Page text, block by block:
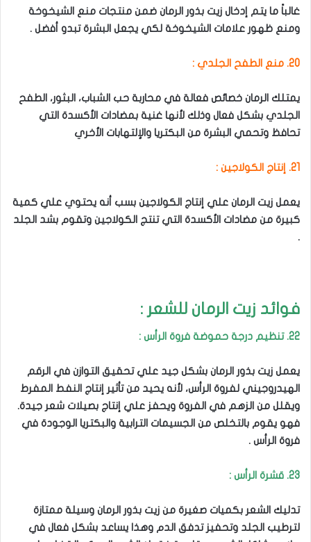
غالباً ما يتم إدخال زيت بذور الرمان ضمن منتجات منع الشيخوخة
ومنع ظهور علامات الشيخوخة لكي يجعل البشرة تبدو أفضل .
20. منع الطفح الجلدي :
يمتلك الرمان خصائص فعالة في محاربة حب الشباب، البثور، الطفح
الجلدي بشكل فعال وذلك لأنها غنية بمضادات الأكسدة التي
تحافظ وتحمي البشرة من البكتريا والإلتهابات الأخري
21. إنتاج الكولاجين :
يعمل زيت الرمان علي إنتاج الكولاجين بسب أنه يحتوي علي كمية
كبيرة من مضادات الأكسدة التي تنتج الكولاجين وتقوم بشد الجلد
.
فوائد زيت الرمان للشعر :
22. تنظيم درجة حموضة فروة الرأس :
يعمل زيت بذور الرمان بشكل جيد علي تحقيق التوازن في الرقم
الهيدروجيني لفروة الرأس، لأنه يحيد من تأثير إنتاج النفط المفرط
ويقلل من الزهم في الفروة ويحفز علي إنتاج بصيلات شعر جيدة.
فهو يقوم بالتخلص من الجسيمات الترابية والبكتريا الوجودة في
فروة الرأس .
23. قشرة الرأس :
تدليك الشعر بكميات صغيرة من زيت بذور الرمان وسيلة ممتازة
لترطيب الجلد وتحفيز تدفق الدم وهذا يساعد بشكل فعال في